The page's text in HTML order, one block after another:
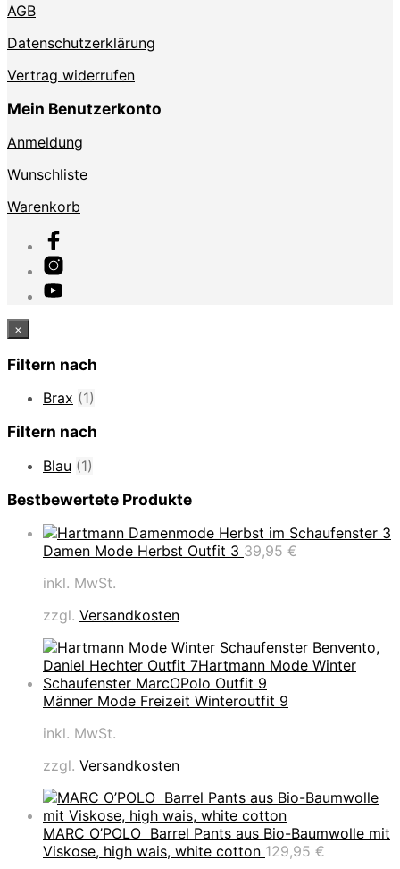
AGB
Datenschutzerklärung
Vertrag widerrufen
Mein Benutzerkonto
Anmeldung
Wunschliste
Warenkorb
×
Filtern nach
Brax (1)
Filtern nach
Blau (1)
Bestbewertete Produkte
Damen Mode Herbst Outfit 3 39,95 €
inkl. MwSt.
zzgl. Versandkosten
Männer Mode Freizeit Winteroutfit 9
inkl. MwSt.
zzgl. Versandkosten
MARC O’POLO Barrel Pants aus Bio-Baumwolle mit
Viskose, high wais, white cotton 129,95 €